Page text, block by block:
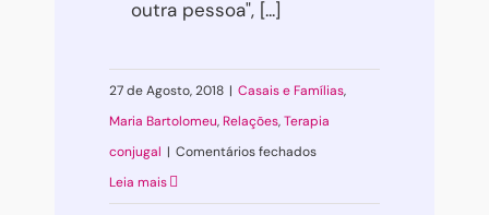
outra pessoa", [...]
27 de Agosto, 2018 | Casais e Famílias,
Maria Bartolomeu, Relações,Terapia
conjugal | Comentários fechadosem
Leia mais